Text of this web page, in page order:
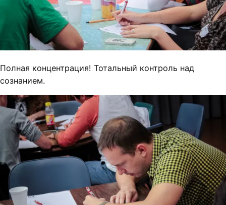
Полная концентрация! Тотальный контроль над
сознанием.